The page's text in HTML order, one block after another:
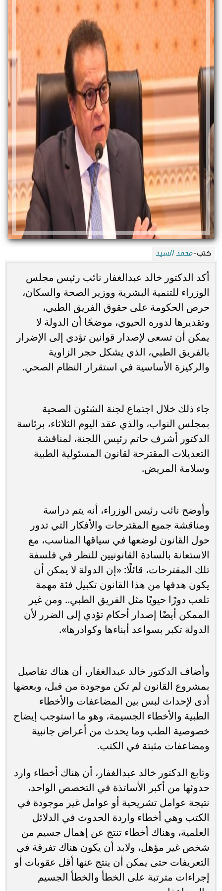
كتب-محمد السيد
أكد الدكتور خالد عبدالغفار نائب رئيس مجلس
الوزراء للتنمية البشرية ووزير الصحة والسكان،
حرص الحكومة على حقوق الفريق الطبي،
وتقديرها لدوره الحيوي، موضحًا أن الدولة لا
يمكن أن تسعى لإصدار قوانين تؤدي إلى الإضرار
بالفريق الطبي، الذي يشكل حجر الزاوية
والركيزة الأساسية في استقرار النظام الصحي.
جاء ذلك خلال اجتماع لجنة الشئون الصحية
بمجلس النواب، والذي عقد اليوم الثلاثاء، برئاسة
الدكتور أشرف حاتم رئيس اللجنة، لمناقشة
التعديلات المقترحة لقانون المسئولية الطبية
وسلامة المريض.
وأوضح نائب رئيس الوزراء، أنه يتم دراسة
ومناقشة جميع المقترحات والأفكار التي تدور
حول القانون لوضعها في سياقها المناسب، مع
الاستعانة بالسادة القانونيين للنظر في فلسفة
تلك المقترحات، قائلًا: «إن الدولة لا يمكن أن
يكون هدفها من هذا القانون تكبيل فئة مهمة
تلعب دورًا حيويًا مثل الفريق الطبي.. ومن غير
الممكن أيضًا إصدار أحكام تؤدي إلى الضرر لأن
الدولة تكبر بسواعد أبناءها وكوادرها».
وأضاف الدكتور خالد عبدالغفار، أن هناك تفاصيل
بمشروع القانون لم تكن موجودة من قبل، وبعضها
أدى لإحداث لبس بين المضاعفات والأخطاء
الطبية والأخطاء الجسيمة، وهو ما استوجب إيضاح
خصوصية الطب وما يحدث من أعراض جانبية
ومضاعفات مثبتة في الكتب.
وتابع الدكتور خالد عبدالغفار، أن هناك أخطاء وارد
حدوثها من أكبر الأساتذة في التخصص الواحد،
نتيجة عوامل تشريحية أو عوامل غير موجودة في
الكتب وهي أخطاء واردة الحدوث في الدلائل
العلمية، وهناك أخطاء تنتج عن إهمال جسيم من
شخص غير مؤهل، ولابد أن يكون هناك تفرقة في
التعريفات حتى يمكن أن ينتج عنها أقل عقوبات أو
إجراءات مترتبة على الخطأ والخطأ الجسيم